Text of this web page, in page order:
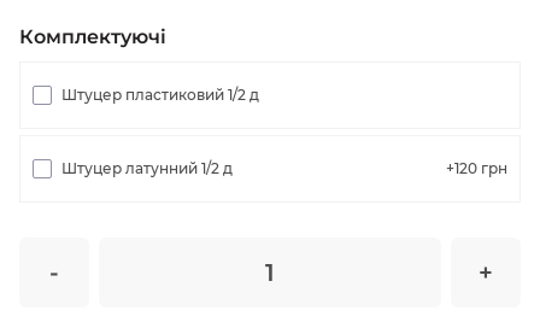
Комплектуючі
Штуцер пластиковий 1/2 д
Штуцер латунний 1/2 д +120 грн
- +